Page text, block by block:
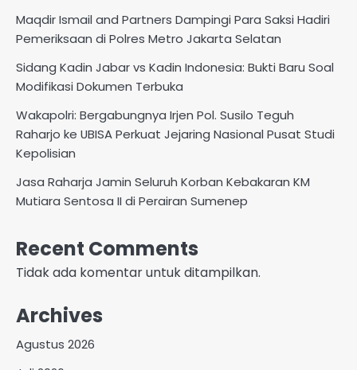
Maqdir Ismail and Partners Dampingi Para Saksi Hadiri
Pemeriksaan di Polres Metro Jakarta Selatan
Sidang Kadin Jabar vs Kadin Indonesia: Bukti Baru Soal
Modifikasi Dokumen Terbuka
Wakapolri: Bergabungnya Irjen Pol. Susilo Teguh
Raharjo ke UBISA Perkuat Jejaring Nasional Pusat Studi
Kepolisian
Jasa Raharja Jamin Seluruh Korban Kebakaran KM
Mutiara Sentosa II di Perairan Sumenep
Recent Comments
Tidak ada komentar untuk ditampilkan.
Archives
Agustus 2026